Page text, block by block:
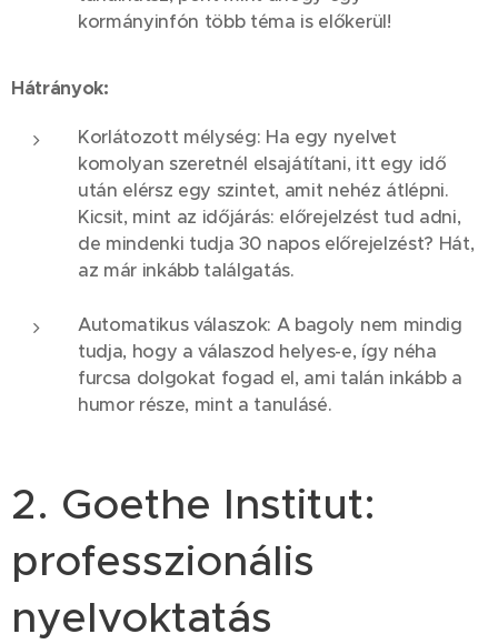
kormányinfón több téma is előkerül! 😉
Hátrányok:
Korlátozott mélység: Ha egy nyelvet
komolyan szeretnél elsajátítani, itt egy idő
után elérsz egy szintet, amit nehéz átlépni.
Kicsit, mint az időjárás: előrejelzést tud adni,
de mindenki tudja 30 napos előrejelzést? Hát,
az már inkább találgatás.
Automatikus válaszok: A bagoly nem mindig
tudja, hogy a válaszod helyes-e, így néha
furcsa dolgokat fogad el, ami talán inkább a
humor része, mint a tanulásé.
2. Goethe Institut:
professzionális
nyelvoktatás